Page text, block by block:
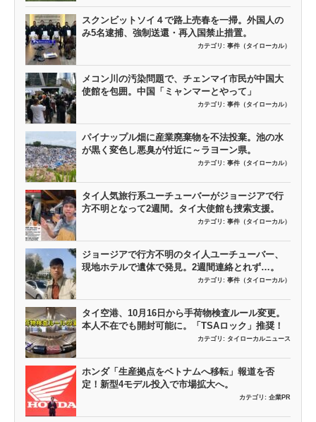
スクンビットソイ４で路上売春を一掃。外国人の
み5名逮捕、強制送還・再入国禁止措置。
カテゴリ: 事件（タイローカル）
メコン川の汚染問題で、チェンマイ市民が中国大
使館を包囲。中国「ミャンマーとやって」
カテゴリ: 事件（タイローカル）
パイナップル畑に産業廃棄物を不法投棄。池の水
が黒く変色し悪臭が付近に～ラヨーン県。
カテゴリ: 事件（タイローカル）
タイ人気旅行系ユーチューバーがジョージアで行
方不明となって2週間。タイ大使館も捜索支援。
カテゴリ: 事件（タイローカル）
ジョージアで行方不明のタイ人ユーチューバー、
現地ホテルで遺体で発見。2週間連絡とれず…。
カテゴリ: 事件（タイローカル）
タイ空港、10月16日から手荷物検査ルール変更。
本人不在でも開封可能に。「TSAロック」推奨！
カテゴリ: タイローカルニュース
ホンダ「生産拠点をベトナムへ移転」報道を否
定！新型4モデル投入で市場拡大へ。
カテゴリ: 企業PR